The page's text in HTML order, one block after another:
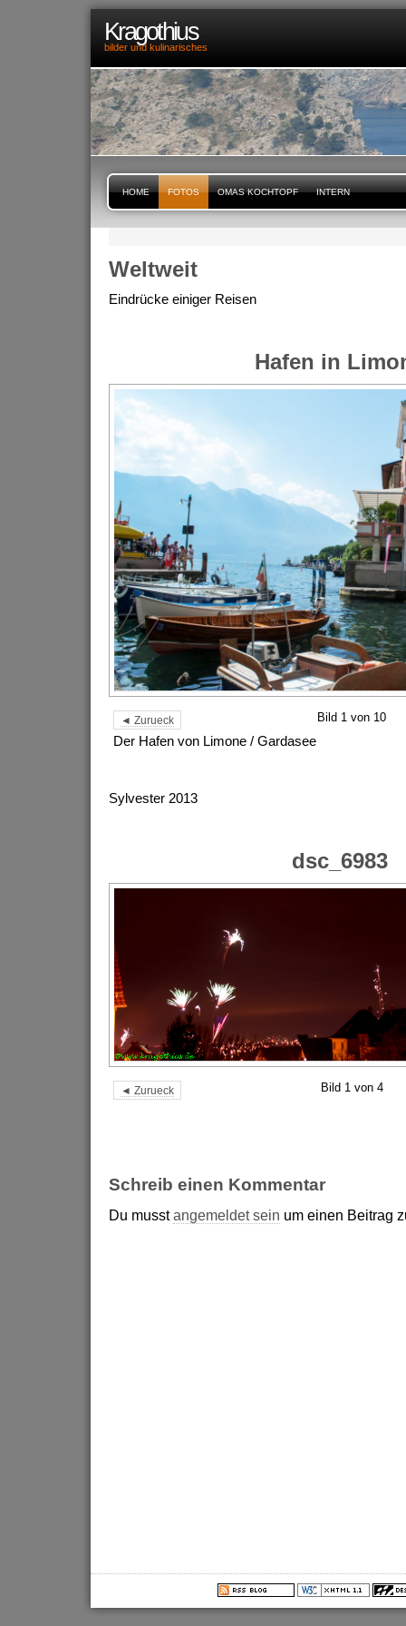
Kragothius
bilder und kulinarisches
HOME FOTOS OMAS KOCHTOPF INTERN
Weltweit
Eindrücke einiger Reisen
Hafen in
◄ Zurueck Bild 1 von 10
Der Hafen von Limone / Gardasee
Sylvester 2013
dsc_6983
◄ Zurueck Bild 1 von 4
Schreib einen Kommentar
Du musstangemeldet sein um einen Beitrag